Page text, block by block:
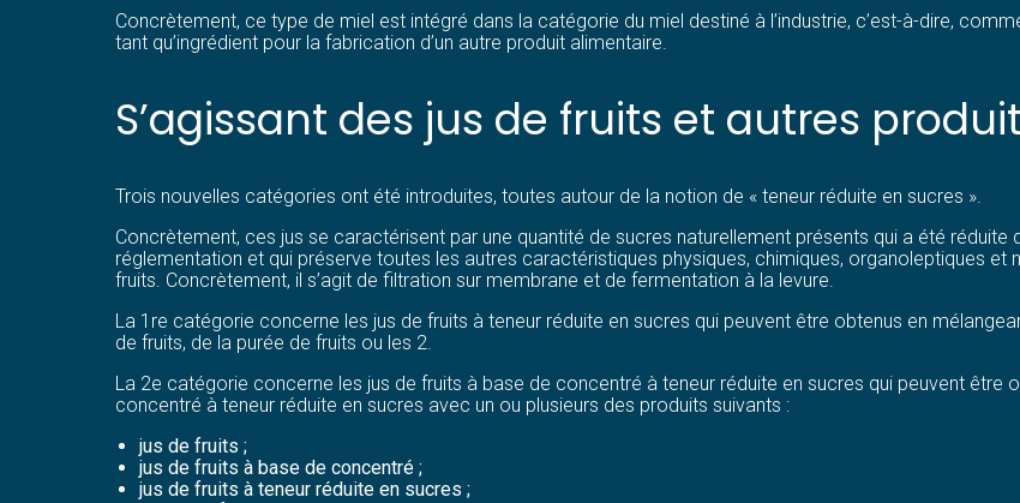
Concrètement, ce type de miel est intégré dans la catégorie du miel destiné à l’industrie, c’est-à-dire,
tant qu’ingrédient pour la fabrication d’un autre produit alimentaire.
S’agissant des jus de fruits et autres
Trois nouvelles catégories ont été introduites, toutes autour de la notion de « teneur réduite en sucres ».
Concrètement, ces jus se caractérisent par une quantité de sucres naturellement présents qui a été réduite
réglementation et qui préserve toutes les autres caractéristiques physiques, chimiques, organoleptiques et
fruits. Concrètement, il s’agit de filtration sur membrane et de fermentation à la levure.
La 1re catégorie concerne les jus de fruits à teneur réduite en sucres qui peuvent être obtenus en
de fruits, de la purée de fruits ou les 2.
La 2e catégorie concerne les jus de fruits à base de concentré à teneur réduite en sucres qui peuvent être
concentré à teneur réduite en sucres avec un ou plusieurs des produits suivants :
jus de fruits ;
jus de fruits à base de concentré ;
jus de fruits à teneur réduite en sucres ;